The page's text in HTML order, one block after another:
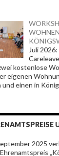
Juli
kostenlose
eigenen
und einen in
2025